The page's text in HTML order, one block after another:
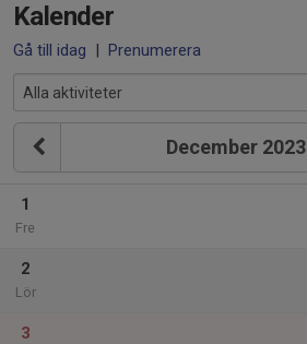
Kalender
Gå till idag | Prenumerera
December 2023
1
Fre
2
Lör
3